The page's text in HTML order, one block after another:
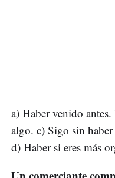
a) Haber venido
algo. c) Sigo sin
d) Haber si eres más